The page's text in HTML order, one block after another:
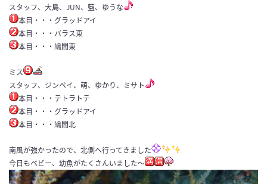
スタッフ、大島、JUN、藍、ゆうな
本目・・・グラッドアイ
本目・・・バラス東
本目・・・鳩間東
ミス
スタッフ、ジンペイ、萌、ゆかり、ミサト
本目・・・テトラトテ
本目・・・グラッドアイ
本目・・・鳩間北
南風が強かったので、北側へ行ってきました
今日もベビー、幼魚がたくさんいました～